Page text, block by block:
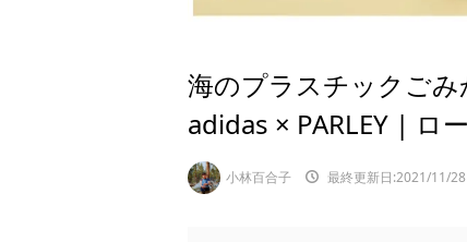
海のプラスチックご
adidas × PARLEY | ロ
小林百合子 最終更新日:2021/11/28